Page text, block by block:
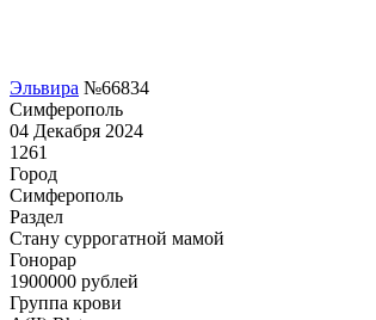
Эльвира №66834
Симферополь
04 Декабря 2024
1261
Город
Симферополь
Раздел
Cтану суррогатной мамой
Гонoрар
1900000 рублей
Группа крови